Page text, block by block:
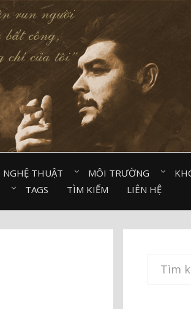
NGHỆ THUẬT⠀ MÔI TRƯỜNG⠀
TAGS TÌM KIẾM LIÊN HỆ
Tìm